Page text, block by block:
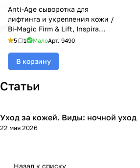
Anti-Age сыворотка для
лифтинга и укрепления кожи /
Bi-Magic Firm & Lift, Inspira
Absolue, Janssen Cosmetics
5 1 МалоАрт. 9490
В корзину
Статьи
Уход за лицом
Уход за кожей. Виды: ночной уход
22 мая 2026
Назад к списку